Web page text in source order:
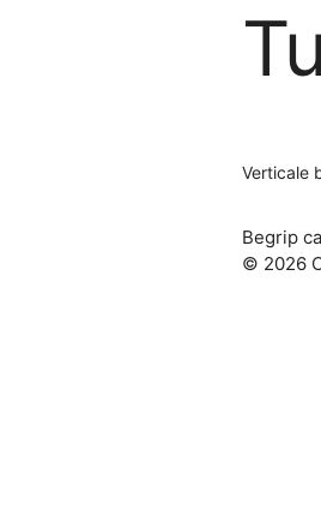
Verticale
Begrip
© 2026